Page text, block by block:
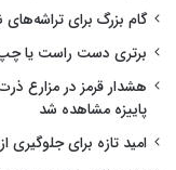
گام بزرگ برای
برتری دست راست یا چپ
هشدار قرمز در مزارع
پاییزه مشاهده شد
امید تازه برای